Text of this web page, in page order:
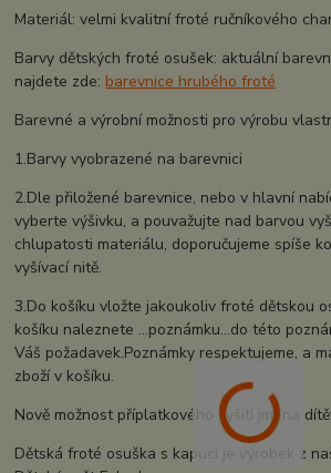
Materiál: velmi kvalitní froté ručníkového
Barvy dětských froté osušek: aktuální
najdete zde: barevnice hrubého froté
Barevné a výrobní možnosti pro výrobu
1.Barvy vyobrazené na barevnici
2.Dle přiložené barevnice, nebo v hlavní
vyberte výšivku, a pouvažujte nad barvou
chlupatosti materiálu, doporučujeme spíše
vyšívací nitě.
3.Do košíku vložte jakoukoliv froté dětskou
košíku naleznete ...poznámku...do této
Váš požadavek.Poznámky respektujeme, a
zboží v košíku.
Nově možnost příplatkového vyšití jména
Dětská froté osuška s kapucí je výrobek z